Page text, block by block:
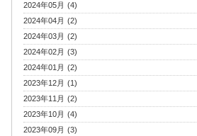
2024年05月 (4)
2024年04月 (2)
2024年03月 (2)
2024年02月 (3)
2024年01月 (2)
2023年12月 (1)
2023年11月 (2)
2023年10月 (4)
2023年09月 (3)